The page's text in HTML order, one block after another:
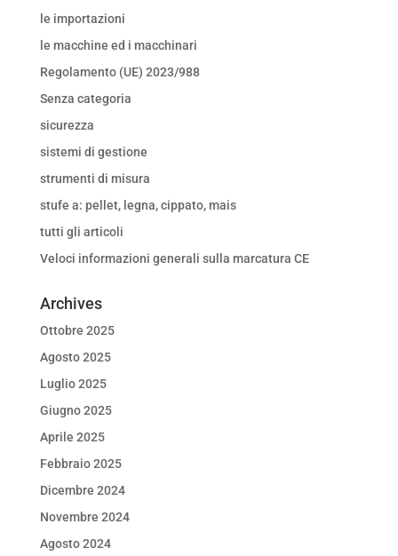
le importazioni
le macchine ed i macchinari
Regolamento (UE) 2023/988
Senza categoria
sicurezza
sistemi di gestione
strumenti di misura
stufe a: pellet, legna, cippato, mais
tutti gli articoli
Veloci informazioni generali sulla marcatura CE
Archives
Ottobre 2025
Agosto 2025
Luglio 2025
Giugno 2025
Aprile 2025
Febbraio 2025
Dicembre 2024
Novembre 2024
Agosto 2024